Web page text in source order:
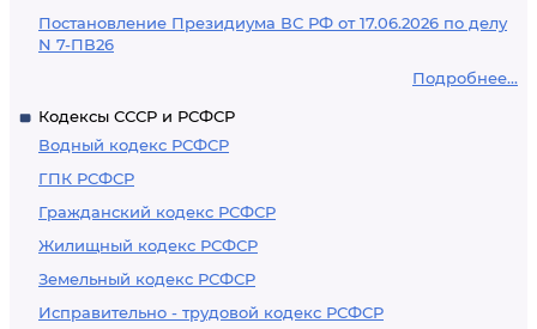
Постановление Президиума ВС РФ от 17.06.2026 по делу
N 7-ПВ26
Подробнее...
Кодексы СССР и РСФСР
Водный кодекс РСФСР
ГПК РСФСР
Гражданский кодекс РСФСР
Жилищный кодекс РСФСР
Земельный кодекс РСФСР
Исправительно - трудовой кодекс РСФСР